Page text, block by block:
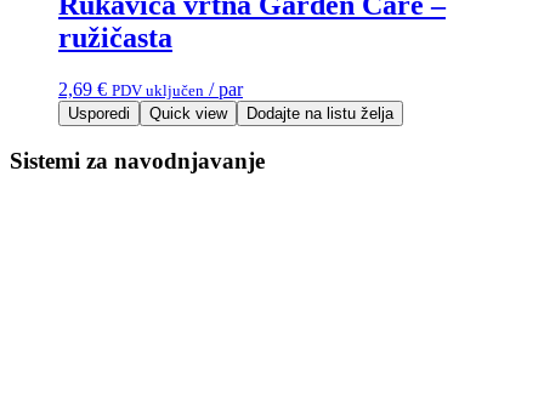
ružičasta
2,69 € PDV uključen / par
Usporedi Quick view Dodajte na listu želja
Sistemi za navodnjavanje